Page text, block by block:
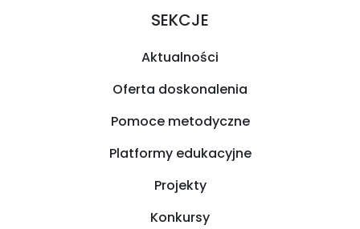
SEKCJE
Aktualności
Oferta doskonalenia
Pomoce metodyczne
Platformy edukacyjne
Projekty
Konkursy